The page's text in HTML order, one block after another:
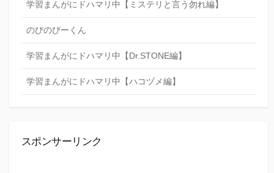
学習まんがにドハマリ中【ミステリと言う勿れ編】
のびのびーくん
学習まんがにドハマリ中【Dr.STONE編】
学習まんがにドハマリ中【ハコヅメ編】
スポンサーリンク